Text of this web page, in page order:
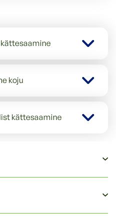
koju
kättesaamine
nahka ja säilitab
siledaks ja